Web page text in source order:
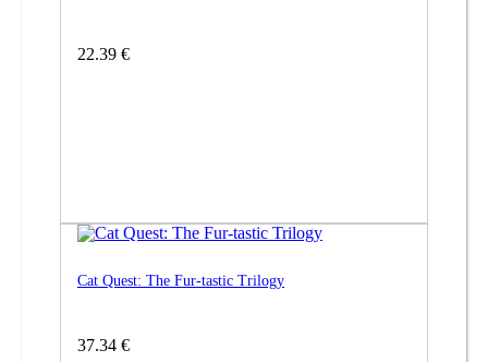
22.39 €
Cat Quest: The Fur-tastic Trilogy
37.34 €